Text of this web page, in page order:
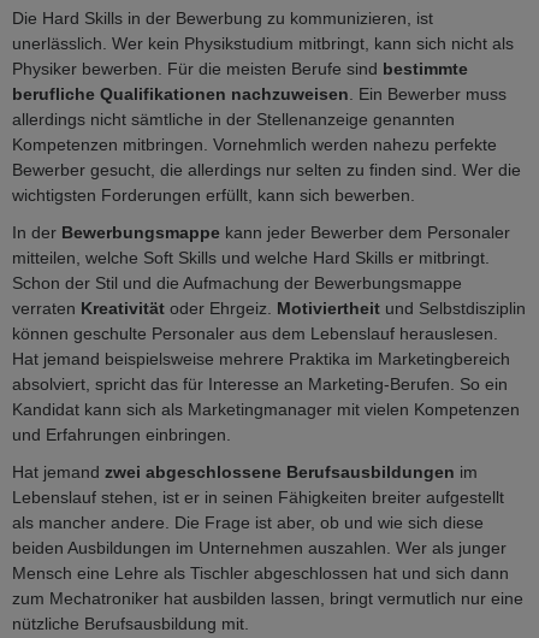
Die Hard Skills in der Bewerbung zu kommunizieren, ist
unerlässlich. Wer kein Physikstudium mitbringt, kann sich nicht als
Physiker bewerben. Für die meisten Berufe sind bestimmte
berufliche Qualifikationen nachzuweisen . Ein Bewerber muss
allerdings nicht sämtliche in der Stellenanzeige genannten
Kompetenzen mitbringen. Vornehmlich werden nahezu perfekte
Bewerber gesucht, die allerdings nur selten zu finden sind. Wer die
wichtigsten Forderungen erfüllt, kann sich bewerben.
In der Bewerbungsmappe kann jeder Bewerber dem Personaler
mitteilen, welche Soft Skills und welche Hard Skills er mitbringt.
Schon der Stil und die Aufmachung der Bewerbungsmappe
verraten Kreativität oder Ehrgeiz. Motiviertheit und Selbstdisziplin
können geschulte Personaler aus dem Lebenslauf herauslesen.
Hat jemand beispielsweise mehrere Praktika im Marketingbereich
absolviert, spricht das für Interesse an Marketing-Berufen. So ein
Kandidat kann sich als Marketingmanager mit vielen Kompetenzen
und Erfahrungen einbringen.
Hat jemand zwei abgeschlossene Berufsausbildungen im
Lebenslauf stehen, ist er in seinen Fähigkeiten breiter aufgestellt
als mancher andere. Die Frage ist aber, ob und wie sich diese
beiden Ausbildungen im Unternehmen auszahlen. Wer als junger
Mensch eine Lehre als Tischler abgeschlossen hat und sich dann
zum Mechatroniker hat ausbilden lassen, bringt vermutlich nur eine
nützliche Berufsausbildung mit.